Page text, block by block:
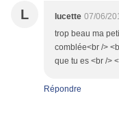
L lucette 07/06/
trop beau ma
comblée<br />
que tu es <br />
Répondre